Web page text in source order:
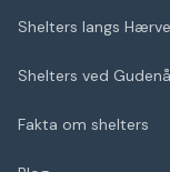
Shelters langs
Shelters ved
Fakta om shelters